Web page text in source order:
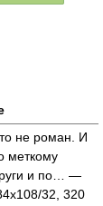
не роман. И
меткому
и по… —
32, 320